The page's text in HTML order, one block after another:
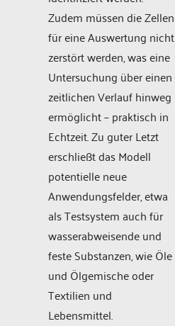
Zudem müssen die Zellen
für eine Auswertung nicht
zerstört werden, was eine
Untersuchung über einen
zeitlichen Verlauf hinweg
ermöglicht – praktisch in
Echtzeit. Zu guter Letzt
erschließt das Modell
potentielle neue
Anwendungsfelder, etwa
als Testsystem auch für
wasserabweisende und
feste Substanzen, wie Öle
und Ölgemische oder
Textilien und
Lebensmittel.